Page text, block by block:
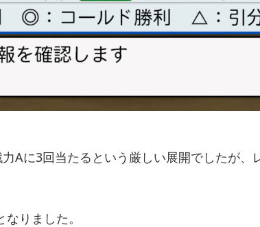
Aに3回当たるという厳しい展開でしたが
りました。